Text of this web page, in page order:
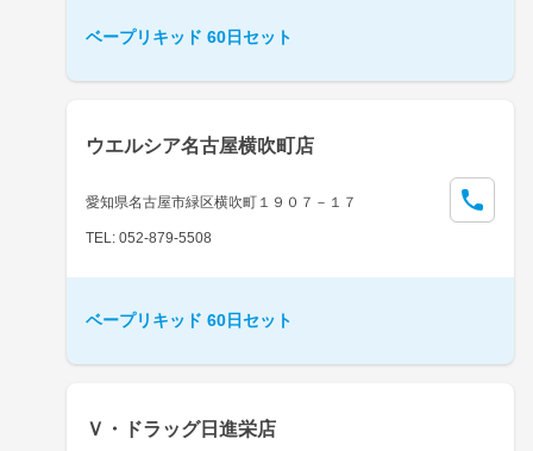
ベープリキッド 60日セット
ウエルシア名古屋横吹町店
愛知県名古屋市緑区横吹町１９０７－１７
TEL: 052-879-5508
ベープリキッド 60日セット
Ｖ・ドラッグ日進栄店